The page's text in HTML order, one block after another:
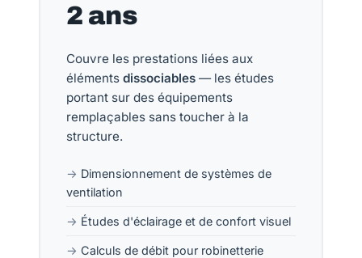
2 ans
Couvre les prestations liées aux
éléments dissociables — les études
portant sur des équipements
remplaçables sans toucher à la
structure.
Dimensionnement de systèmes de
ventilation
Études d'éclairage et de confort visuel
Calculs de débit pour robinetterie